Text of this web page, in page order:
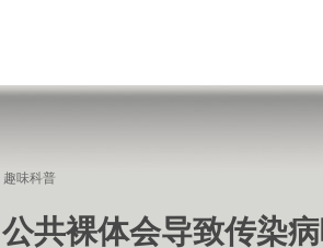
趣味科普
公共裸体会导致传染